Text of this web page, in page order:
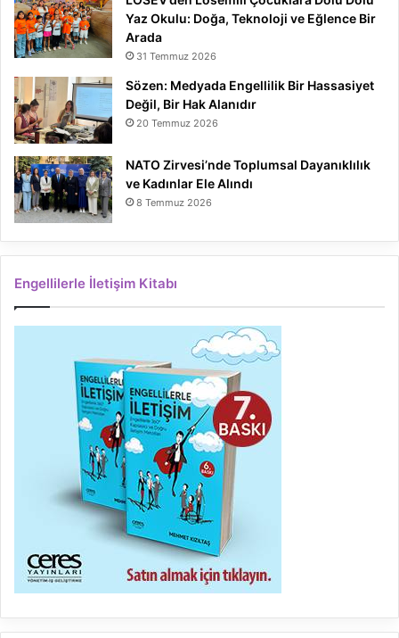
Yaz Okulu: Doğa, Teknoloji ve Eğlence Bir
Arada
31 Temmuz 2026
Sözen: Medyada Engellilik Bir Hassasiyet
Değil, Bir Hak Alanıdır
20 Temmuz 2026
NATO Zirvesi’nde Toplumsal Dayanıklılık
ve Kadınlar Ele Alındı
8 Temmuz 2026
Engellilerle İletişim Kitabı